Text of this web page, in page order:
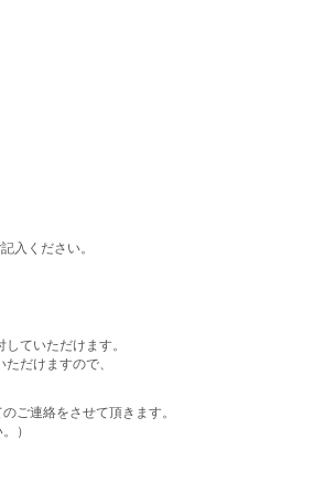
入ください。
ていただけます。
だけますので、
ご連絡をさせて頂きます。
）